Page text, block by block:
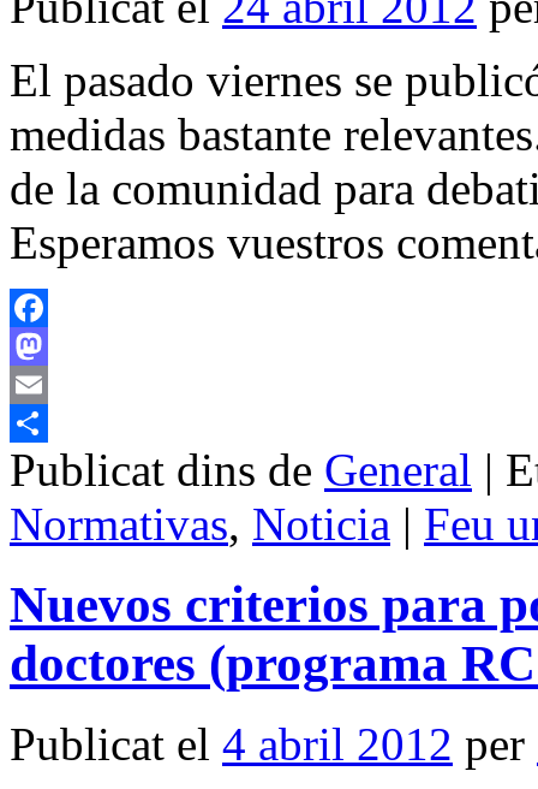
El pasado viernes se
medidas bastante
de la comunidad para
Esperamos vuestros
Facebook
Mastodon
Email
Comparteix
Publicat dins de General |
Normativas, Noticia | Feu
Nuevos criterios para
doctores (programa
Publicat el 4 abril 2012 per